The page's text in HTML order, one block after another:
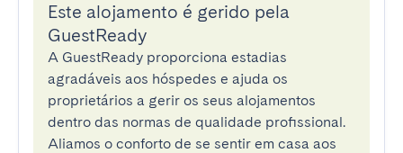
Este alojamento é gerido pela
GuestReady
A GuestReady proporciona estadias
agradáveis aos hóspedes e ajuda os
proprietários a gerir os seus alojamentos
dentro das normas de qualidade profissional.
Aliamos o conforto de se sentir em casa aos